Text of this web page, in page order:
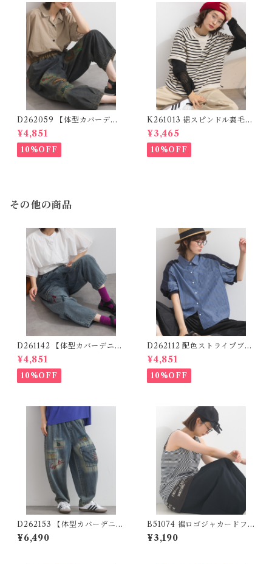
D262059 【体型カバーデニ
ムシリーズ】 パッチワークロ
ゴデニムパンツ / Patchwork
Logo Denim Pants
¥4,851
10%OFF
K261013 裾スピンドル裏毛カ
ットベスト / Drawstring He
m Sweat Cut Vest
¥3,465
10%OFF
その他の商品
D261142 【体型カバーデニム
シリーズ】 落書きパッチワー
クデニムパンツ / Scribble Pa
tchwork Denim Pants 【re
stock】
¥4,851
10%OFF
D262112 配色ストライプブラ
ウス / Color Block Stripe R
elaxed Blouse 【re-stock】
¥4,851
10%OFF
D262153 【体型カバーデニム
シリーズ】 刺繍デザインデニ
ムパンツ / Embroidered De
¥6,490
B51074 裾ロゴジャカードフ
ェイクレイヤードタンクトッ
プ
¥3,190